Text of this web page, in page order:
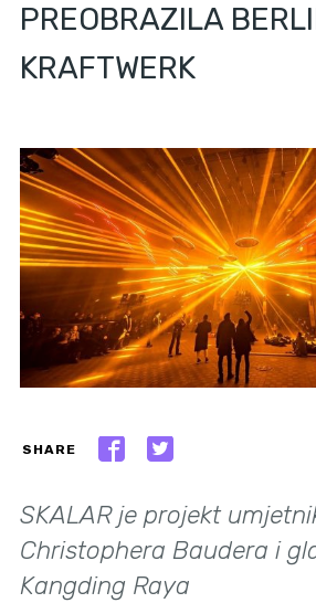
PREOBRAZILA
KRAFTWERK
SHARE
SKALAR je projekt
Christophera Baudera i
Kangding Raya